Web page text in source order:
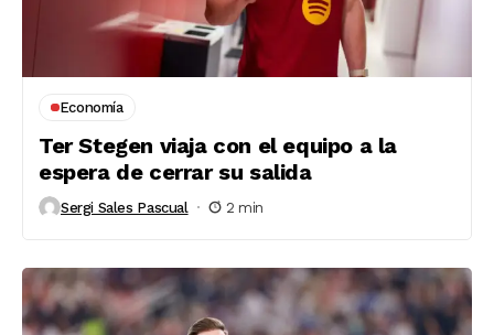
Economía
Ter Stegen viaja con el equipo a la
espera de cerrar su salida
Sergi Sales Pascual 2 min